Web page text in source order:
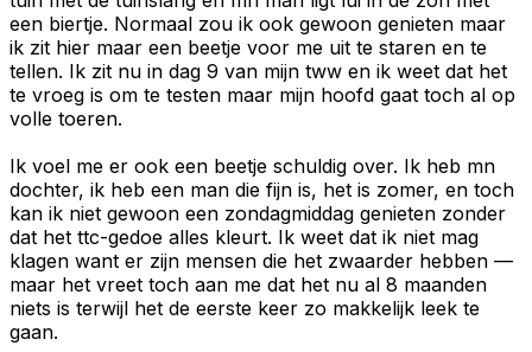
een biertje. Normaal zou ik ook gewoon genieten maar
ik zit hier maar een beetje voor me uit te staren en te
tellen. Ik zit nu in dag 9 van mijn tww en ik weet dat het
te vroeg is om te testen maar mijn hoofd gaat toch al op
volle toeren.
Ik voel me er ook een beetje schuldig over. Ik heb mn
dochter, ik heb een man die fijn is, het is zomer, en toch
kan ik niet gewoon een zondagmiddag genieten zonder
dat het ttc-gedoe alles kleurt. Ik weet dat ik niet mag
klagen want er zijn mensen die het zwaarder hebben —
maar het vreet toch aan me dat het nu al 8 maanden
niets is terwijl het de eerste keer zo makkelijk leek te
gaan.